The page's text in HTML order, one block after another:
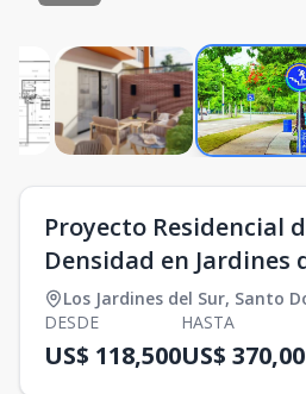
Proyecto Residencial
Densidad en Jardines
Los Jardines del Sur, Santo
DESDE
US$ 118,500
HASTA
US$